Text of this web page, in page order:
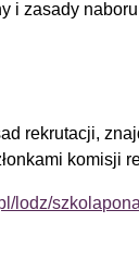
i zasady naboru
rekrutacji,
komisji
lodz/